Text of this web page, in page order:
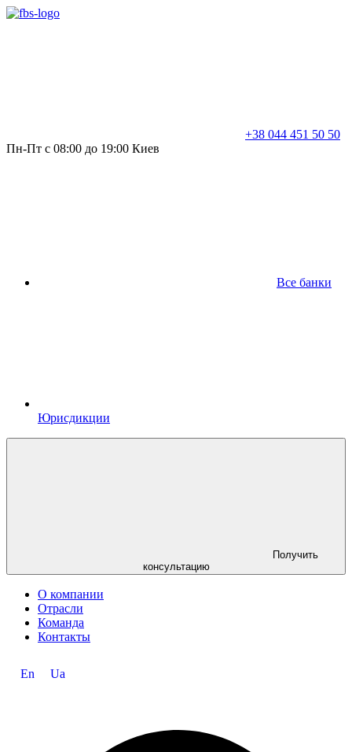
+38 044 451 50 50
Пн-Пт с 08:00 до 19:00 Киев
Все банки
Юрисдикции
Получить
консультацию
О компании
Отрасли
Команда
Контакты
En Ua